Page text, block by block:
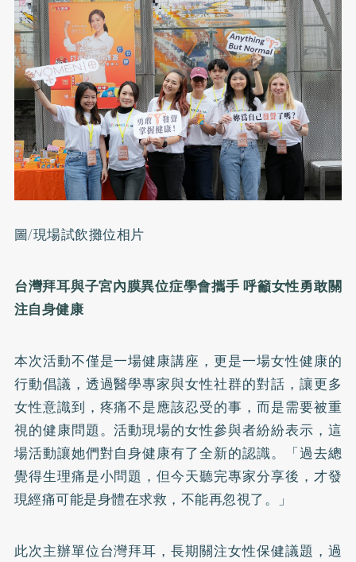
圖/現場試飲攤位相片
台灣拜耳與子宮內膜異位症學會攜手 呼籲女性勇敢關
注自身健康
本次活動不僅是一場健康講座，更是一場女性健康的
行動倡議，透過醫學專家與女性社群的對話，讓更多
女性意識到，疼痛不是應該忍受的事，而是需要被重
視的健康問題。活動現場的女性參與者紛紛表示，這
場活動讓她們對自身健康有了全新的認識。「過去總
覺得生理痛是小問題，但今天聽完專家分享後，才發
現經痛可能是身體在求救，不能再忽視了。」
此次主辦單位台灣拜耳，長期關注女性保健議題，過